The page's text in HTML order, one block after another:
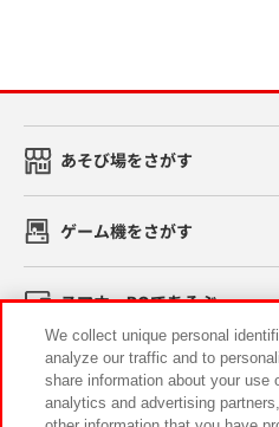
あそび場をさがす
ゲーム機をさがす
スマホ・PCであそぶ
イベント・キャンペーン
We collect unique personal
analyze our traffic and to
share information about your use
analytics and advertising